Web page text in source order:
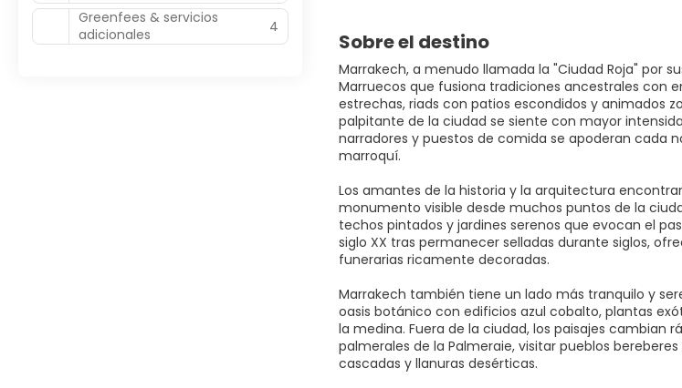
Sobre el destino
Marrakech, a menudo llamada la "Ciudad Roja" por
Marruecos que fusiona tradiciones ancestrales con
estrechas, riads con patios escondidos y animados
palpitante de la ciudad se siente con mayor
narradores y puestos de comida se apoderan cada
marroquí.
Los amantes de la historia y la arquitectura
monumento visible desde muchos puntos de la
techos pintados y jardines serenos que evocan el
siglo XX tras permanecer selladas durante siglos,
funerarias ricamente decoradas.
Marrakech también tiene un lado más tranquilo y
oasis botánico con edificios azul cobalto, plantas
la medina. Fuera de la ciudad, los paisajes
palmerales de la Palmeraie, visitar pueblos
cascadas y llanuras desérticas.
Greenfees & servicios
adicionales
4